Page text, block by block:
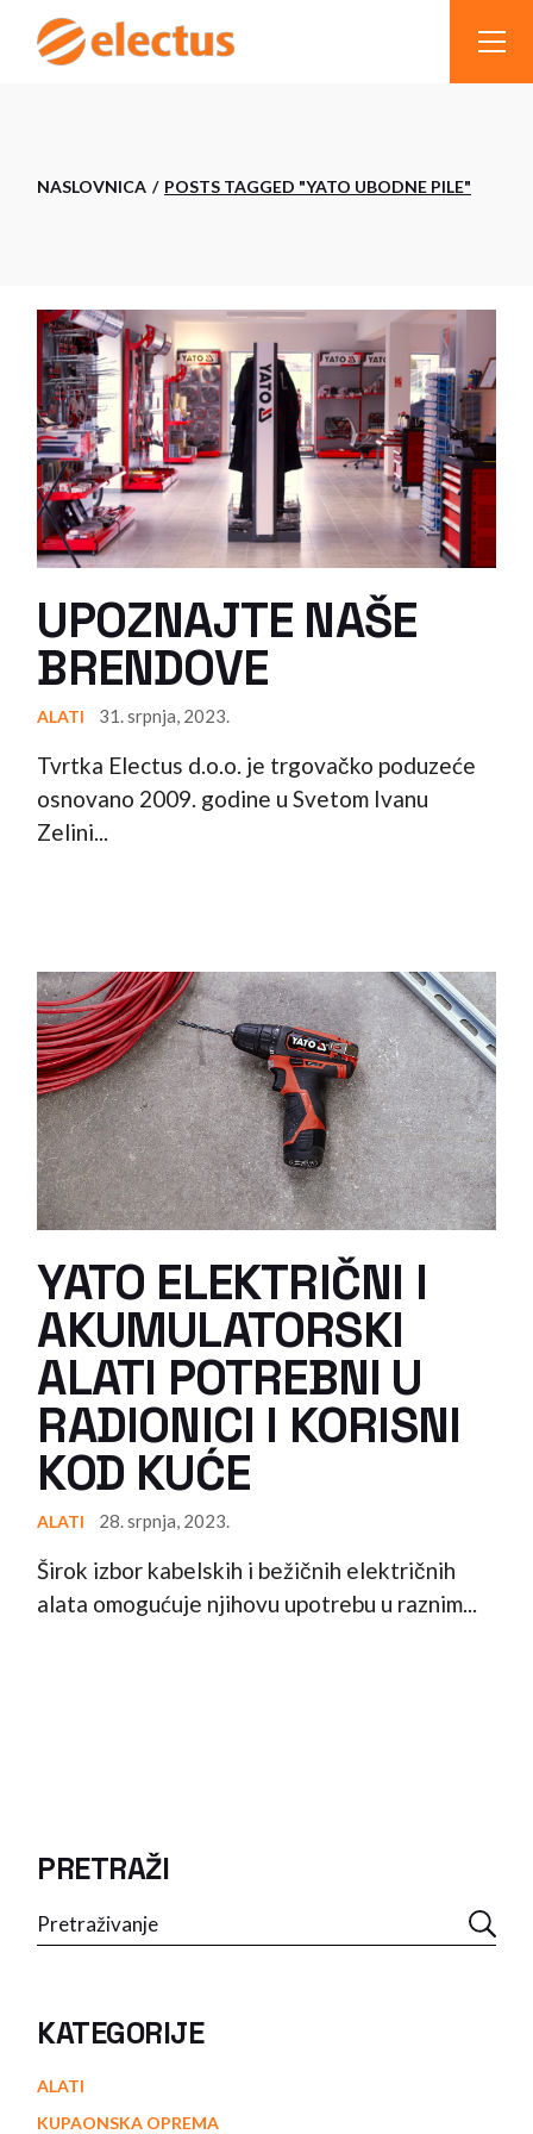
NASLOVNICA POSTS TAGGED "YATO UBODNE PILE"
UPOZNAJTE NAŠE
BRENDOVE
ALATI 31. srpnja, 2023.
Tvrtka Electus d.o.o. je trgovačko poduzeće
osnovano 2009. godine u Svetom Ivanu
Zelini...
YATO ELEKTRIČNI I
AKUMULATORSKI
ALATI POTREBNI U
RADIONICI I KORISNI
KOD KUĆE
ALATI 28. srpnja, 2023.
Širok izbor kabelskih i bežičnih električnih
alata omogućuje njihovu upotrebu u raznim...
PRETRAŽI
Search
KATEGORIJE
ALATI
KUPAONSKA OPREMA